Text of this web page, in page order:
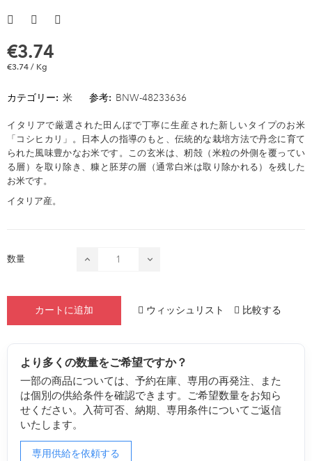
€3.74
€3.74 / Kg
カテゴリー: 米 参考: BNW-48233636
イタリアで厳選された田んぼで丁寧に生産された新しいタイプのお米
「コシヒカリ」。日本人の指導のもと、伝統的な栽培方法で丹念に育て
られた風味豊かなお米です。この玄米は、籾殻（米粒の外側を覆ってい
る層）を取り除き、糠と胚芽の層（通常白米は取り除かれる）を残した
お米です。
イタリア産。
数量
カートに追加 ウィッシュリスト 比較する
より多くの数量をご希望ですか？
一部の商品については、予約在庫、専用の再発注、また
は個別の供給条件を確認できます。ご希望数量をお知ら
せください。入荷可否、納期、専用条件についてご返信
いたします。
専用供給を依頼する